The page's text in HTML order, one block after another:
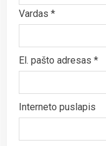
Vardas *
El. pašto adresas *
Interneto puslapis